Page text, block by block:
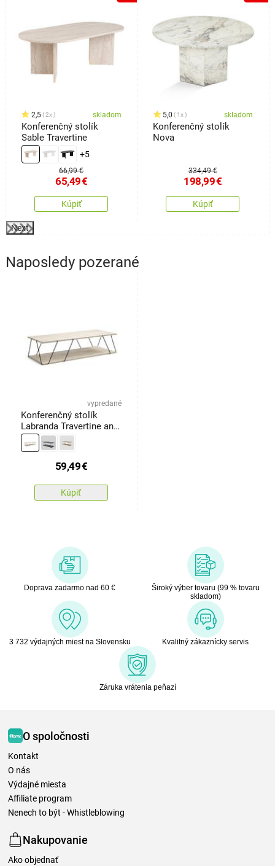
2,5 2x skladom
Konferenčný stolík
Sable Travertine
+5
66,99 €
65,49€
Kúpiť
5,0 1x skladom
Konferenčný stolík
Nova
334,49 €
198,99€
Kúpiť
Next
Naposledy pozerané
vypredané
Konferenčný stolík
Labranda Travertine and
Black
59,49€
Kúpiť
Doprava zadarmo nad 60 €
Široký výber tovaru (99 % tovaru
skladom)
3 732 výdajných miest na Slovensku Kvalitný zákaznícky servis
Záruka vrátenia peňazí
O spoločnosti
Kontakt
O nás
Výdajné miesta
Affiliate program
Nenech to být - Whistleblowing
Nakupovanie
Ako objednať